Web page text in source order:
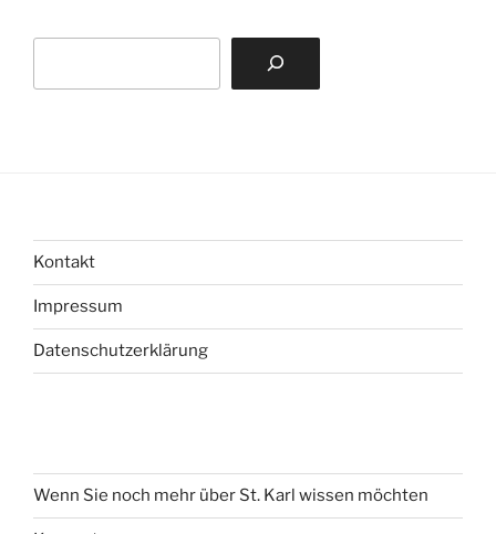
Kontakt
Impressum
Datenschutzerklärung
Wenn Sie noch mehr über St. Karl wissen möchten